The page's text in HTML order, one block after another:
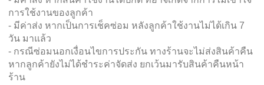
การใช้งานของลูกค้า
- มีค่าส่ง หากเป็นการเช็คซ่อม หลังลูกค้าใช้งานไม่ได้เกิน 7
วัน มาแล้ว
- กรณีซ่อมนอกเงื่อนไขการประกัน ทางร้านจะไม่ส่งสินค้าคืน
หากลูกค้ายังไม่ได้ชำระค่าจัดส่ง ยกเว้นมารับสินค้าคืนหน้า
ร้าน